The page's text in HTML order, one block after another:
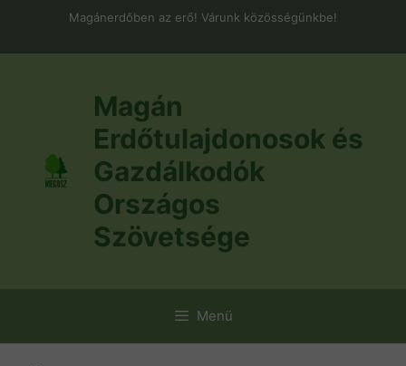
Magánerdőben az erő! Várunk közösségünkbe!
Magán
Erdőtulajdonosok és
Gazdálkodók
Országos
Szövetsége
Menü